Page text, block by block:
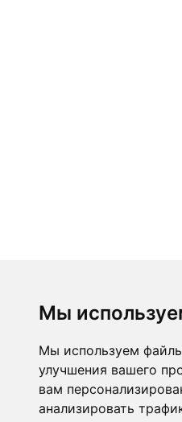
Мы
Мы используем
улучшения вашего
вам
анализировать